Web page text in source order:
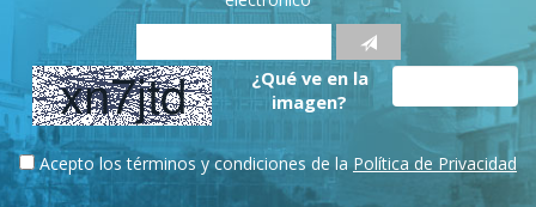
¿Qué ve en la
imagen?
Acepto los términos y condiciones de la Política de Privacidad